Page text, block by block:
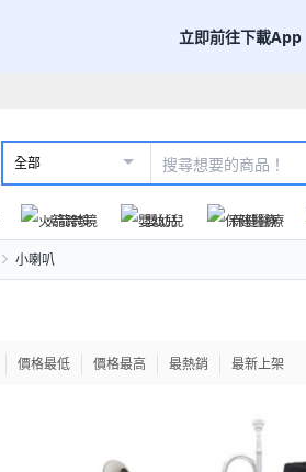
立即前往下載App
全部
火箭跨境 嬰幼兒 保健醫療
小喇叭
價格最低 價格最高 最熱銷 最新上架